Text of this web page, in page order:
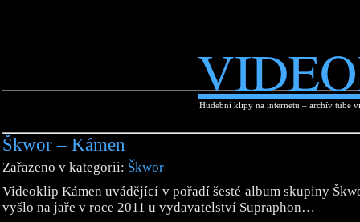
Hudební klipy na internetu – archív tube
Škwor – Kámen
Zařazeno v kategorii: Škwor
Videoklip Kámen uvádějící v pořadí šesté album skupiny
vyšlo na jaře v roce 2011 u vydavatelství Supraphon…